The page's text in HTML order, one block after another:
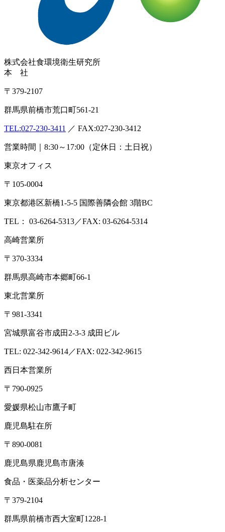
株式会社食環境衛生研究所
本 社
〒379-2107
群馬県前橋市荒口町561-21
TEL:027-230-3411 ／ FAX:027-230-3412
営業時間｜8:30～17:00（定休日：土日祝）
東京オフィス
〒105-0004
東京都港区新橋1-5-5 国際善隣会館 3階BC
TEL： 03-6264-5313／FAX: 03-6264-5314
高崎営業所
〒370-3334
群馬県高崎市本郷町66-1
東北営業所
〒981-3341
宮城県富谷市成田2-3-3 成田ビル
TEL: 022-342-9614／FAX: 022-342-9615
西日本営業所
〒790-0925
愛媛県松山市鷹子町
鹿児島駐在所
〒890-0081
鹿児島県鹿児島市唐湊
食品・医薬品分析センター
〒379-2104
群馬県前橋市西大室町1228-1